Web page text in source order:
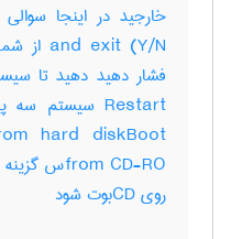
hard diskBoot
روی CDبوت شود